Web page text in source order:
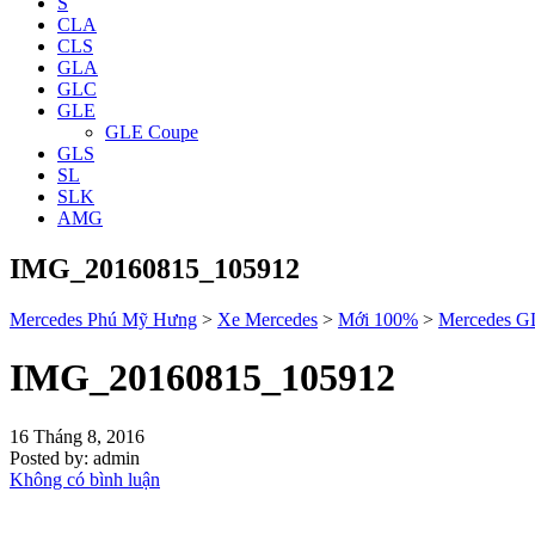
CLA
CLS
GLA
GLC
GLE
GLE Coupe
GLS
SL
SLK
AMG
IMG_20160815_105912
Mercedes Phú Mỹ Hưng > Xe Mercedes > Mới 100% > Mercedes
IMG_20160815_105912
16 Tháng 8, 2016
Posted by: admin
Không có bình luận